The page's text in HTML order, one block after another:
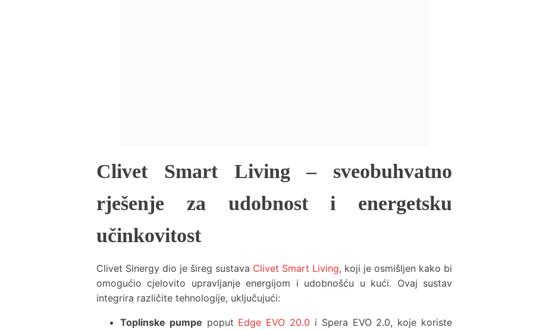
Clivet Smart Living – sveobuhvatno
rješenje za udobnost i energetsku
učinkovitost
Clivet Sinergy dio je šireg sustava Clivet Smart Living, koji je osmišljen kako bi
omogućio cjelovito upravljanje energijom i udobnošću u kući. Ovaj sustav
integrira različite tehnologije, uključujući:
Toplinske pumpe poput Edge EVO 20.0 i Spera EVO 2.0, koje koriste